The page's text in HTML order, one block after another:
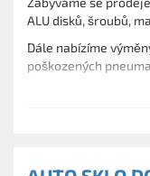
ALU disků, šroubů,
Dále nabízíme
poškozených